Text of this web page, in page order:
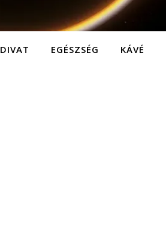
DIVAT EGÉSZSÉG KÁVÉ